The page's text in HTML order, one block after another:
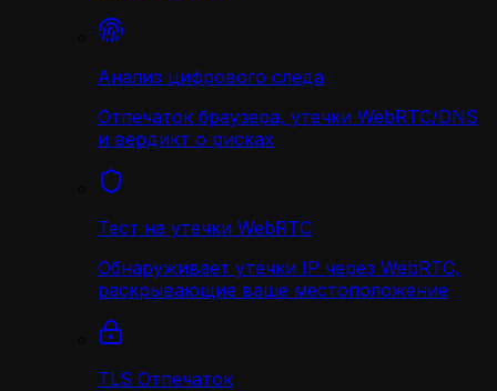
Анализ цифрового следа
Отпечаток браузера, утечки WebRTC/DNS
и вердикт о рисках
Тест на утечки WebRTC
Обнаруживает утечки IP через WebRTC,
раскрывающие ваше местоположение
TLS Отпечаток